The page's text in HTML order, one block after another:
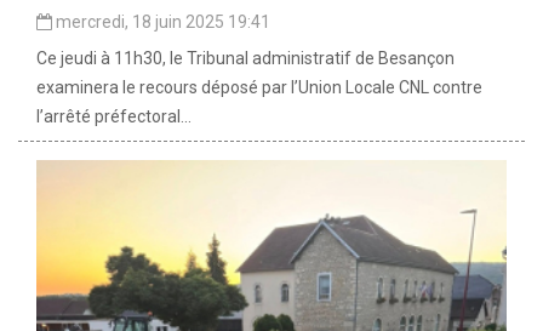
mercredi, 18 juin 2025 19:41
Ce jeudi à 11h30, le Tribunal administratif de Besançon
examinera le recours déposé par l’Union Locale CNL contre
l’arrêté préfectoral...